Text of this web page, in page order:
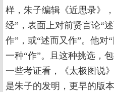
样，朱子编辑《近思录》
经”，表面上对前贤言论“
作”，或“述而又作”。他对
一种“作”。且这种挑选，
一些考证看，《太极图说
是朱子的发明，更早的版